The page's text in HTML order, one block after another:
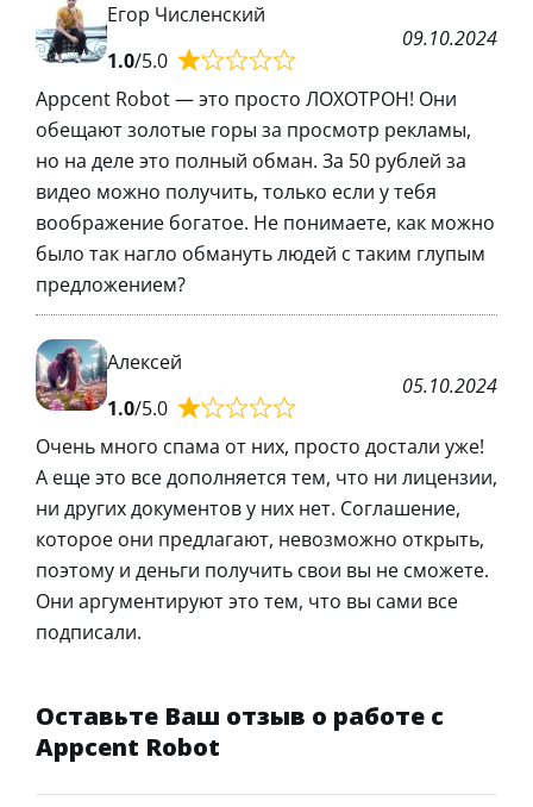
Егор Численский
1.0/5.0
09.10.2024
Appcent Robot — это просто ЛОХОТРОН! Они
обещают золотые горы за просмотр рекламы,
но на деле это полный обман. За 50 рублей за
видео можно получить, только если у тебя
воображение богатое. Не понимаете, как можно
было так нагло обмануть людей с таким глупым
предложением?
Алексей
1.0/5.0
05.10.2024
Очень много спама от них, просто достали уже!
А еще это все дополняется тем, что ни лицензии,
ни других документов у них нет. Соглашение,
которое они предлагают, невозможно открыть,
поэтому и деньги получить свои вы не сможете.
Они аргументируют это тем, что вы сами все
подписали.
Оставьте Ваш отзыв о работе с
Appcent Robot